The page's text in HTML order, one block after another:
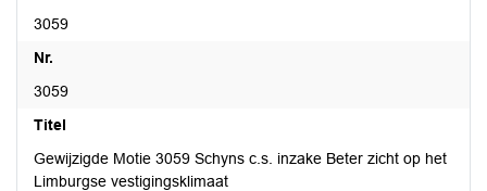
3059
Nr.
3059
Titel
Gewijzigde Motie 3059 Schyns c.s. inzake Beter zicht op het
Limburgse vestigingsklimaat